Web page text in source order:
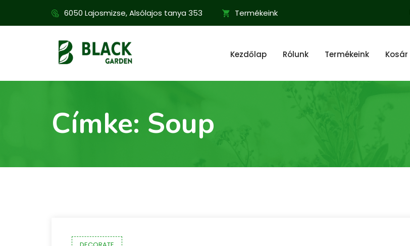
6050 Lajosmizse, Alsólajos tanya 353 Termékeink
Kezdőlap Rólunk Termékeink Kosár
Címke: Soup